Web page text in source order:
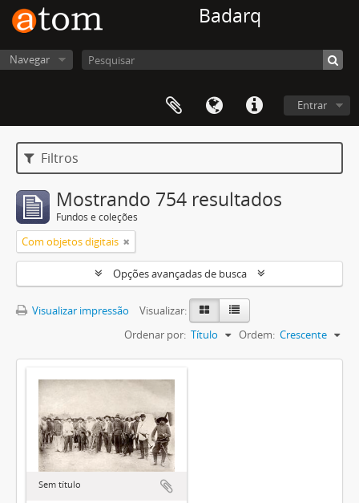
Badarq
Navegar
Entrar
Filtros
Mostrando 754 resultados
Fundos e coleções
Com objetos digitais
Opções avançadas de busca
Visualizar impressão
Visualizar:
Ordenar por: Título Ordem: Crescente
Sem título